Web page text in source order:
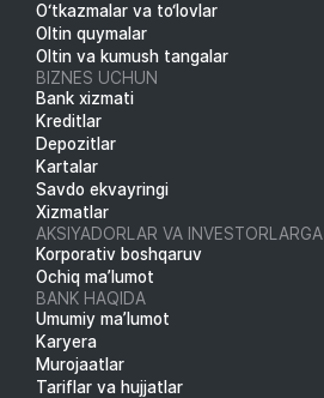
O‘tkazmalar va to‘lovlar
Oltin quymalar
Oltin va kumush tangalar
BIZNES UCHUN
Bank xizmati
Kreditlar
Depozitlar
Kartalar
Savdo ekvayringi
Xizmatlar
AKSIYADORLAR VA INVESTORLARGA
Korporativ boshqaruv
Ochiq ma’lumot
BANK HAQIDA
Umumiy ma’lumot
Karyera
Murojaatlar
Tariflar va hujjatlar